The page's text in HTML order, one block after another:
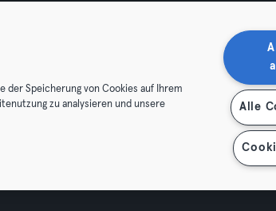
Vertrag hier kündigen
der Speicherung von Cookies auf Ihrem
zu analysieren und unsere
Alle